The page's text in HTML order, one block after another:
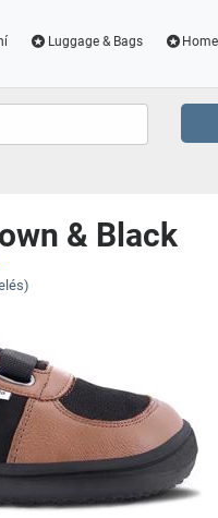
Luggage & Bags
& Black